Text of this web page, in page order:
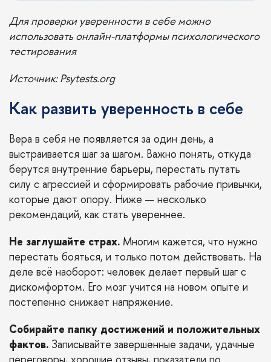
Для проверки уверенности в себе можно
использовать онлайн-платформы психологического
тестирования
Источник: Psytests.org
Как развить уверенность в себе
Вера в себя не появляется за один день, а
выстраивается шаг за шагом. Важно понять, откуда
берутся внутренние барьеры, перестать путать
силу с агрессией и сформировать рабочие привычки,
которые дают опору. Ниже — несколько
рекомендаций, как стать увереннее.
Не заглушайте страх. Многим кажется, что нужно
перестать бояться, и только потом действовать. На
деле всё наоборот: человек делает первый шаг с
дискомфортом. Его мозг учится на новом опыте и
постепенно снижает напряжение.
Собирайте папку достижений и положительных
фактов. Записывайте завершённые задачи, удачные